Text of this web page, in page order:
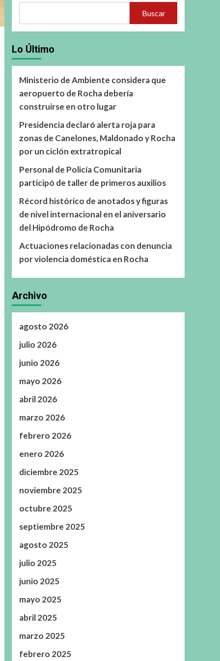
Buscar
Lo Último
Ministerio de Ambiente considera que
aeropuerto de Rocha debería
construirse en otro lugar
Presidencia declaró alerta roja para
zonas de Canelones, Maldonado y Rocha
por un ciclón extratropical
Personal de Policía Comunitaria
participó de taller de primeros auxilios
Récord histórico de anotados y figuras
de nivel internacional en el aniversario
del Hipódromo de Rocha
Actuaciones relacionadas con denuncia
por violencia doméstica en Rocha
Archivo
agosto 2026
julio 2026
junio 2026
mayo 2026
abril 2026
marzo 2026
febrero 2026
enero 2026
diciembre 2025
noviembre 2025
octubre 2025
septiembre 2025
agosto 2025
julio 2025
junio 2025
mayo 2025
abril 2025
marzo 2025
febrero 2025